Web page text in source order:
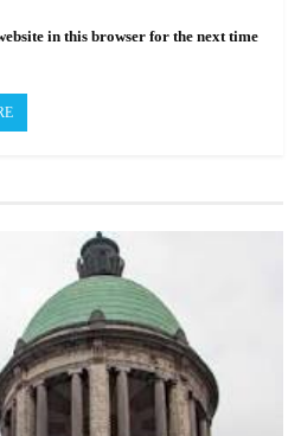
in this browser for the next time